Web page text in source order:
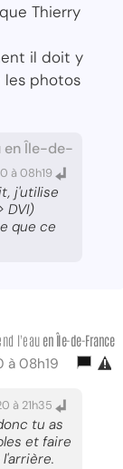
Thierry
il doit y
les photos
en Île-de-
à 08h19
j'utilise
DVI)
que ce
l'eau en Île-de-France
à 08h19
à 21h35
tu as
et faire